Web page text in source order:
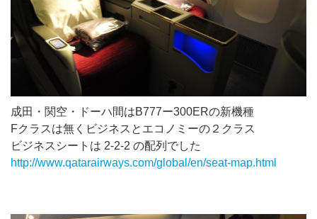
成田・関空・ドーハ間はB777ー300ERの新機種
Fクラスは無くビジネスとエコノミーの２クラス
ビジネスシートは 2-2-2 の配列でした
http://www.qatarairways.com/global/en/seat-map.html